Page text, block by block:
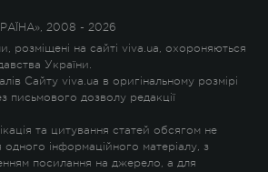
2008 - 2026
розміщені на сайті viva.ua, охороняються
України.
Сайту viva.ua в оригінальному розмірі
письмового дозволу редакції
та цитування статей обсягом не
одного інформаційного матеріалу, з
посилання на джерело, а для